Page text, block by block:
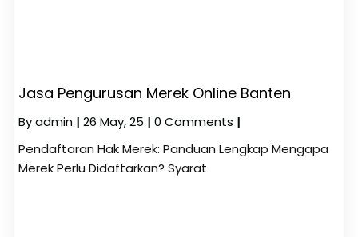
Jasa Pengurusan Merek Online Banten
Byadmin | 26 May, 25 | 0 Comments |
Pendaftaran Hak Merek: Panduan Lengkap Mengapa
Merek Perlu Didaftarkan? Syarat